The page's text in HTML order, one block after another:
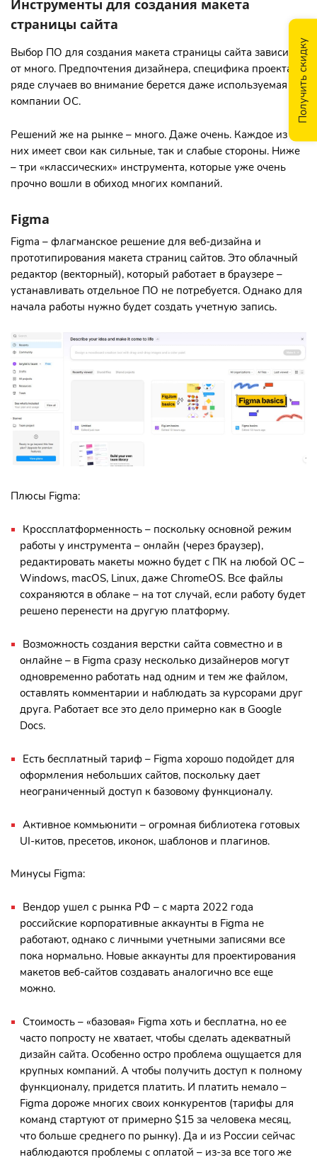
Получить скидку
Инструменты для создания макета
страницы сайта
Выбор ПО для создания макета страницы сайта зависит
от много. Предпочтения дизайнера, специфика проекта. В
ряде случаев во внимание берется даже используемая в
компании ОС.
Решений же на рынке – много. Даже очень. Каждое из
них имеет свои как сильные, так и слабые стороны. Ниже
– три «классических» инструмента, которые уже очень
прочно вошли в обиход многих компаний.
Figma
Figma – флагманское решение для веб-дизайна и
прототипирования макета страниц сайтов. Это облачный
редактор (векторный), который работает в браузере –
устанавливать отдельное ПО не потребуется. Однако для
начала работы нужно будет создать учетную запись.
Плюсы Figma:
Кроссплатформенность – поскольку основной режим
работы у инструмента – онлайн (через браузер),
редактировать макеты можно будет с ПК на любой ОС –
Windows, macOS, Linux, даже ChromeOS. Все файлы
сохраняются в облаке – на тот случай, если работу будет
решено перенести на другую платформу.
Возможность создания верстки сайта совместно и в
онлайне – в Figma сразу несколько дизайнеров могут
одновременно работать над одним и тем же файлом,
оставлять комментарии и наблюдать за курсорами друг
друга. Работает все это дело примерно как в Google
Docs.
Есть бесплатный тариф – Figma хорошо подойдет для
оформления небольших сайтов, поскольку дает
неограниченный доступ к базовому функционалу.
Активное коммьюнити – огромная библиотека готовых
UI-китов, пресетов, иконок, шаблонов и плагинов.
Минусы Figma:
Вендор ушел с рынка РФ – с марта 2022 года
российские корпоративные аккаунты в Figma не
работают, однако с личными учетными записями все
пока нормально. Новые аккаунты для проектирования
макетов веб-сайтов создавать аналогично все еще
можно.
Стоимость – «базовая» Figma хоть и бесплатна, но ее
часто попросту не хватает, чтобы сделать адекватный
дизайн сайта. Особенно остро проблема ощущается для
крупных компаний. А чтобы получить доступ к полному
функционалу, придется платить. И платить немало –
Figma дороже многих своих конкурентов (тарифы для
команд стартуют от примерно $15 за человека месяц,
что больше среднего по рынку). Да и из России сейчас
наблюдаются проблемы с оплатой – из-за все того же